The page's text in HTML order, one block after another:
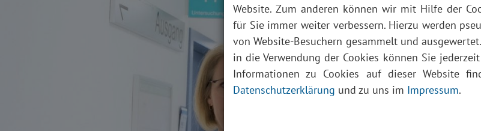
Website. Zum anderen können wir mit Hilfe der
für Sie immer weiter verbessern. Hierzu werden
von Website-Besuchern gesammelt und
in die Verwendung der Cookies können Sie
Informationen zu Cookies auf dieser Website
Datenschutzerklärung und zu uns im Impressum.